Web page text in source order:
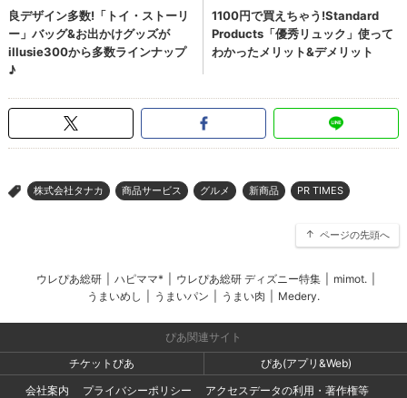
> 株式会社タナカ 商品サービス グルメ 新商品 PR TIMES
ページの先頭へ
ウレぴあ総研 ハピママ* ウレぴあ総研 ディズニー特集 mimot.
うまいめし
うまいパン うまい肉 Medery.
ぴあ関連サイト
チケットぴあ
ぴあ(アプリ&Web)
会社案内
プライバシーポリシー アクセスデータの利用・著作権等